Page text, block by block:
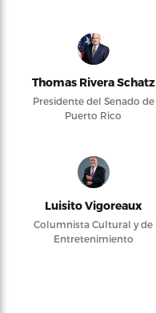
Thomas Rivera Schatz
Presidente del Senado de
Puerto Rico
Luisito Vigoreaux
Columnista Cultural y de
Entretenimiento